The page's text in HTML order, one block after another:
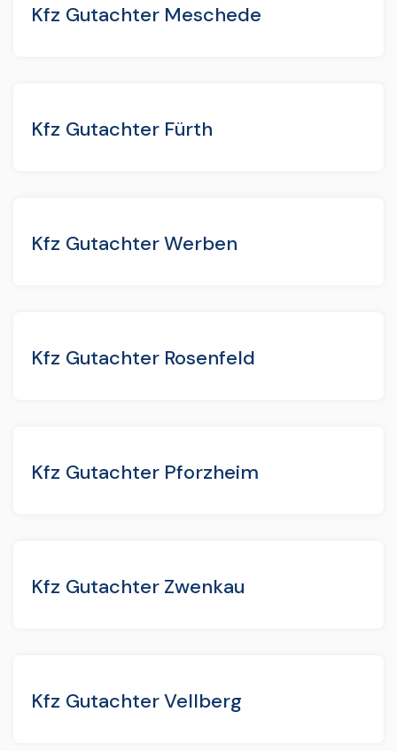
Kfz Gutachter Meschede
Kfz Gutachter Fürth
Kfz Gutachter Werben
Kfz Gutachter Rosenfeld
Kfz Gutachter Pforzheim
Kfz Gutachter Zwenkau
Kfz Gutachter Vellberg